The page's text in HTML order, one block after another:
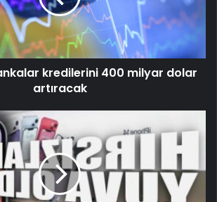
kredilerini 400 milyar dolar
artıracak